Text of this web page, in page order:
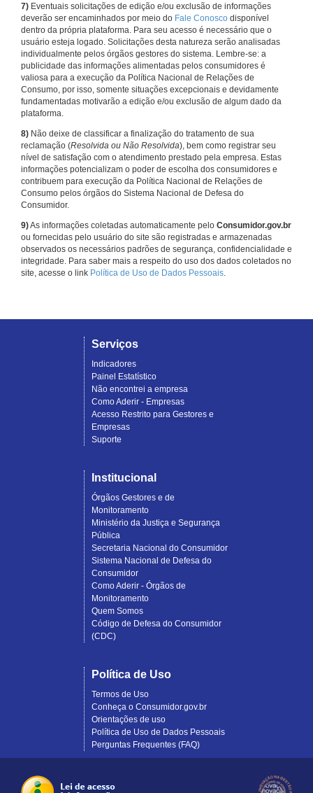
7) Eventuais solicitações de edição e/ou exclusão de informações
deverão ser encaminhados por meio do Fale Conosco disponível
dentro da própria plataforma. Para seu acesso é necessário que o
usuário esteja logado. Solicitações desta natureza serão analisadas
individualmente pelos órgãos gestores do sistema. Lembre-se: a
publicidade das informações alimentadas pelos consumidores é
valiosa para a execução da Política Nacional de Relações de
Consumo, por isso, somente situações excepcionais e devidamente
fundamentadas motivarão a edição e/ou exclusão de algum dado da
plataforma.
8) Não deixe de classificar a finalização do tratamento de sua
reclamação (Resolvida ou Não Resolvida), bem como registrar seu
nível de satisfação com o atendimento prestado pela empresa. Estas
informações potencializam o poder de escolha dos consumidores e
contribuem para execução da Política Nacional de Relações de
Consumo pelos órgãos do Sistema Nacional de Defesa do
Consumidor.
9)As informações coletadas automaticamente pelo Consumidor.gov.br
ou fornecidas pelo usuário do site são registradas e armazenadas
observados os necessários padrões de segurança, confidencialidade e
integridade. Para saber mais a respeito do uso dos dados coletados no
site, acesse o link Política de Uso de Dados Pessoais.
Serviços
Indicadores
Painel Estatístico
Não encontrei a empresa
Como Aderir - Empresas
Acesso Restrito para Gestores e
Empresas
Suporte
Institucional
Órgãos Gestores e de
Monitoramento
Ministério da Justiça e Segurança
Pública
Secretaria Nacional do Consumidor
Sistema Nacional de Defesa do
Consumidor
Como Aderir - Órgãos de
Monitoramento
Quem Somos
Código de Defesa do Consumidor
(CDC)
Política de Uso
Termos de Uso
Conheça o Consumidor.gov.br
Orientações de uso
Política de Uso de Dados Pessoais
Perguntas Frequentes (FAQ)